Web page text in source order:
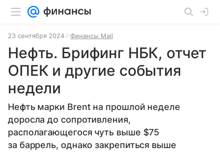
23 сентября 2024 Финансы Mail
Нефть. Брифинг НБК, отчет
ОПЕК и другие события
недели
Нефть марки Brent на прошлой неделе
доросла до сопротивления,
располагающегося чуть выше $75
за баррель, однако закрепиться выше